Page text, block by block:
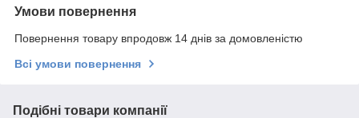
Умови повернення
Повернення товару впродовж 14 днів за домовленістю
Всі умови повернення
Подібні товари компанії